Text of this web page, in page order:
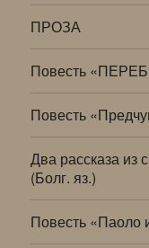
ПРОЗА
Повесть
Повесть
Два рассказа из
(Болг. яз.)
Повесть «Паоло